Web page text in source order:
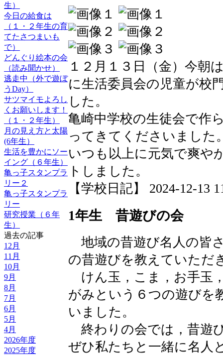
生）
今日の給食は
（１・２年生の育
てたさつまいも
で）
どんぐり絵本の会
（読み聞かせ）
逃走中（外で遊ぼ
うDay）
サツマイモよろし
くお願いします！
（１・２年生）
月の見え方と太陽
(6年生）
生活を豊かにソー
イング（６年生）
亀っ子スタンプラ
リー２
亀っ子スタンプラ
リー
研究授業（６年
生）
過去の記事
12月
11月
10月
9月
8月
7月
6月
5月
4月
2026年度
2025年度
１２月１３日（金）今朝
に生活委員会の児童が校
した。
亀崎中学校の生徒会で作
ってきてくださいました
いつも以上に元気で爽や
トしました。
【学校日記】 2024-12-13
1年生 昔遊びの会
地域の昔遊び名人の皆
の昔遊びを教えていただ
けん玉，こま，お手玉
がみという６つの遊びを
いました。
終わりの会では，昔遊
ぜひ私たちと一緒に名人